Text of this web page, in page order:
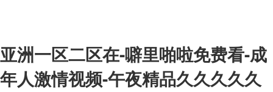
亚洲一区二区在-噼里啪啦免费看-成
年人激情视频-午夜精品久久久久久